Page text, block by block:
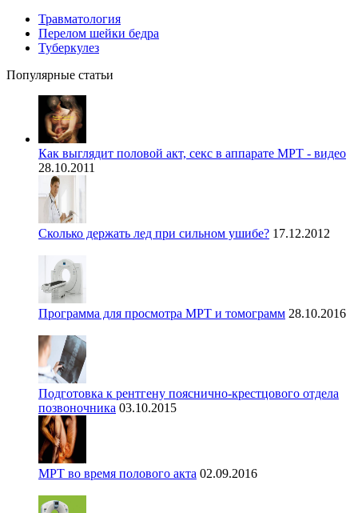
Травматология
Перелом шейки бедра
Туберкулез
Популярные статьи
Как выглядит половой акт, секс в аппарате МРТ - видео
28.10.2011
Сколько держать лед при сильном ушибе? 17.12.2012
Программа для просмотра МРТ и томограмм 28.10.2016
Подготовка к рентгену пояснично-крестцового отдела
позвоночника 03.10.2015
МРТ во время полового акта 02.09.2016